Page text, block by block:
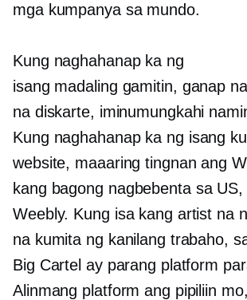
mga kumpanya sa mundo.
Kung naghahanap ka ng
isang madaling gamitin, ganap
na diskarte, iminumungkahi
Kung naghahanap ka ng isang
website, maaaring tingnan ang
kang bagong nagbebenta sa
Weebly. Kung isa kang artist na
na kumita ng kanilang trabaho,
Big Cartel ay parang platform
Alinmang platform ang pipiliin